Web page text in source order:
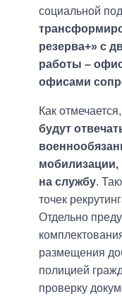
социальной
резерва+» с
работы –
офисами
Как отмечается,
будут
мобилизации,
на службу.
точек
Отдельно
размещения
полицией
проверку